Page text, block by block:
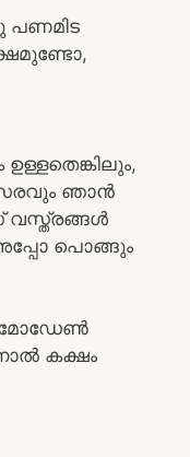
പണമിട
ഞാൻ
വസ്ത്രങ്ങൾ
പൊങ്ങും
മോഡേൺ
കക്ഷം